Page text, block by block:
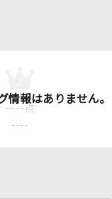
---- 点
----